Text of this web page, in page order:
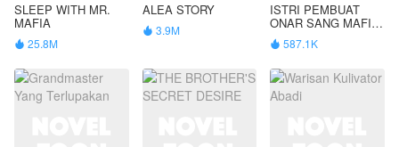
SLEEP WITH MR.
MAFIA
 25.8M
ALEA STORY
 3.9M
ISTRI PEMBUAT
ONAR SANG MAFIA
KEJAM
 587.1K